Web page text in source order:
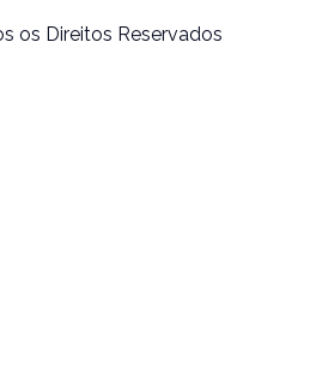
os Direitos Reservados